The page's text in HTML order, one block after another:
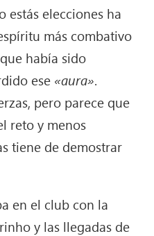
estás elecciones ha
más combativo
había sido
ese «aura».
pero parece que
reto y menos
tiene de demostrar
en el club con la
y las llegadas de